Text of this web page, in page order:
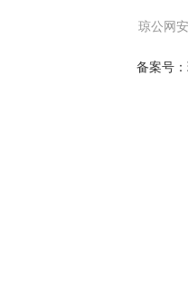
琼公网
备案号